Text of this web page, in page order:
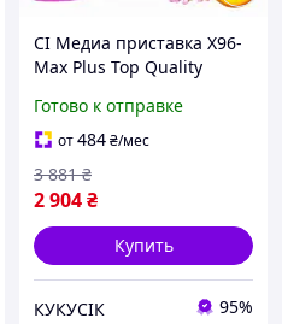
CI Медиа приставка X96-
Max Plus Top Quality
встроенной памяти для
потоковог CI2-888
Готово к отправке
от484₴/мес
2 904₴
3 881 ₴
Купить
КУКУСІК 95%